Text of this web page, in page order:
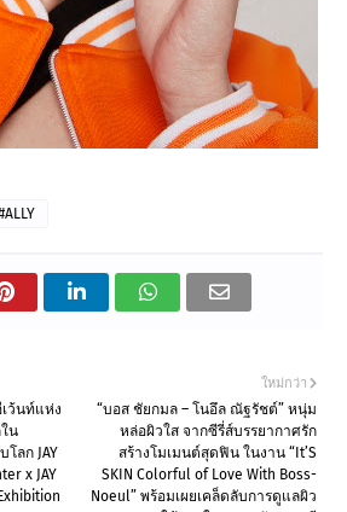
ใหม่กว่า
“บอส ชัยกมล – โนอึล ณัฐรัชต์” หนุ่ม
หล่อผิวใส จากซีรี่ส์บรรยากาศรัก
สร้างโมเมนต์สุดฟิน ในงาน “It’S
SKIN Colorful of Love With Boss-
Noeul” พร้อมเผยเคล็ดลับการดูแลผิว
ว้นท์แห่ง
น
ลก JAY
x JAY